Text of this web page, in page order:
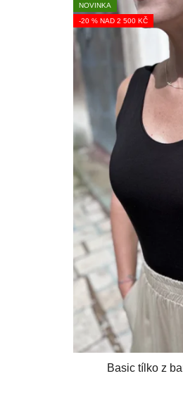
NOVINKA
-20 % NAD 2 500 KČ
Basic tílko z